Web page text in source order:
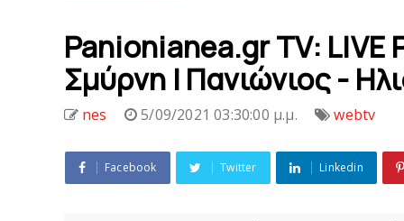
Panionianea.gr TV: LIVE
Σμύρνη | Πανιώνιος -
nes 5/09/2021 03:30:00 μ.μ. webtv
Facebook Twitter Linkedin